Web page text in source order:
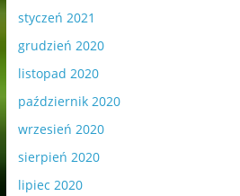
styczeń 2021
grudzień 2020
listopad 2020
październik 2020
wrzesień 2020
sierpień 2020
lipiec 2020